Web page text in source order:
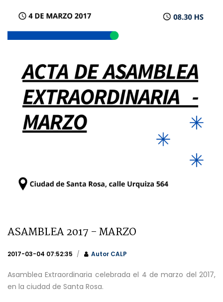
ASAMBLEA 2017 - MARZO
2017-03-04 07:52:35 Autor CALP
Asamblea Extraordinaria celebrada el 4 de marzo del 2017,
en la ciudad de Santa Rosa.